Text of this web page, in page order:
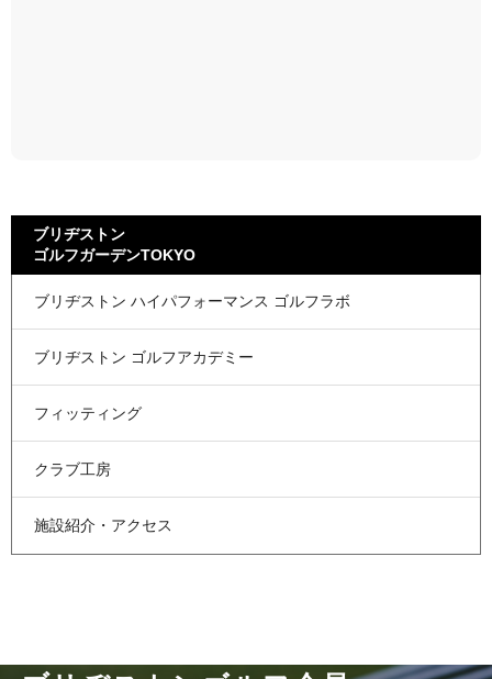
ブリヂストン
ゴルフガーデンTOKYO
ブリヂストン ハイパフォーマンス ゴルフラボ
ブリヂストン ゴルフアカデミー
フィッティング
クラブ工房
施設紹介・アクセス